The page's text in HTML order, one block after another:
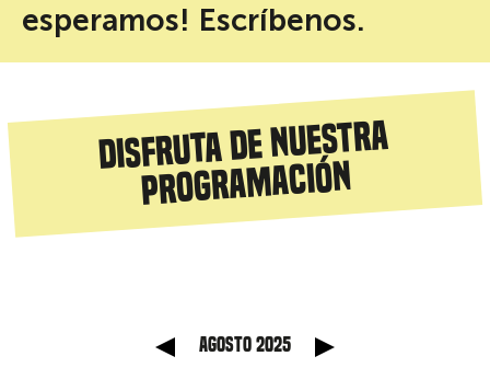
esperamos! Escríbenos.
Disfruta de nuestra
programación
agosto 2025